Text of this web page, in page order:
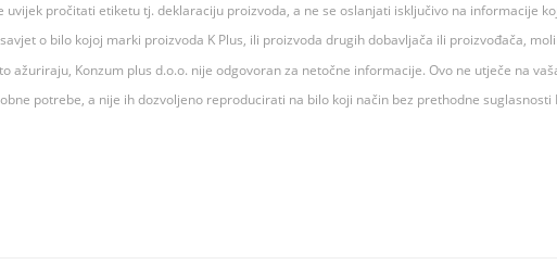
pročitati etiketu tj. deklaraciju proizvoda, a ne se oslanjati isključivo na informacije
o bilo kojoj marki proizvoda K Plus, ili proizvoda drugih dobavljača ili proizvođača,
ažuriraju, Konzum plus d.o.o. nije odgovoran za netočne informacije. Ovo ne utječe na
potrebe, a nije ih dozvoljeno reproducirati na bilo koji način bez prethodne suglasnosti